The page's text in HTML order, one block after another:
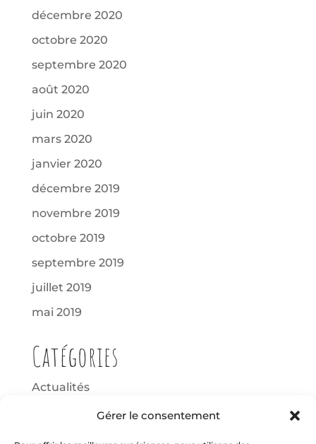
Gérer le consentement
décembre 2020
octobre 2020
septembre 2020
août 2020
juin 2020
mars 2020
janvier 2020
décembre 2019
novembre 2019
octobre 2019
septembre 2019
juillet 2019
mai 2019
Catégories
Actualités